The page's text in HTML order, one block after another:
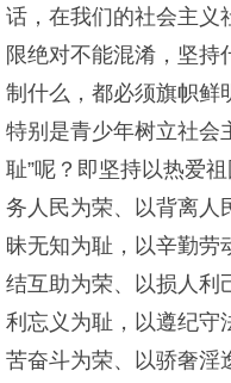
话，在我们的社会主义
限绝对不能混淆，坚
制什么，都必须旗帜鲜
特别是青少年树立社会
耻”呢？即坚持以热爱
务人民为荣、以背离人
昧无知为耻，以辛勤劳
结互助为荣、以损人利
利忘义为耻，以遵纪守
苦奋斗为荣、以骄奢淫